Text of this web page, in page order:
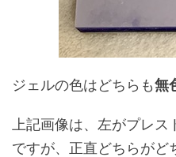
ジェルの色はどちらも無
上記画像は、左がプレ
ですが、正直どちらがど